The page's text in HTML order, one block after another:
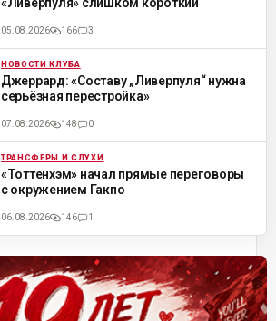
05.08.2026 166 3
НОВОСТИ КЛУБА
Джеррард: «Составу „Ливерпуля“ нужна
серьёзная перестройка»
07.08.2026 148 0
ТРАНСФЕРЫ И СЛУХИ
«Тоттенхэм» начал прямые переговоры
с окружением Гакпо
06.08.2026 146 1